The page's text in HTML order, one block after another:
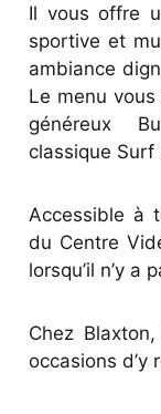
Il vous offre
sportive et
ambiance
Le menu
généreux
classique Surf
Accessible à
du Centre
lorsqu’il n’y a
Chez
occasions d’y